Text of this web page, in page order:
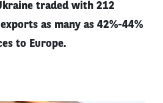
traded with 212
as many as 42%-44%
to Europe.